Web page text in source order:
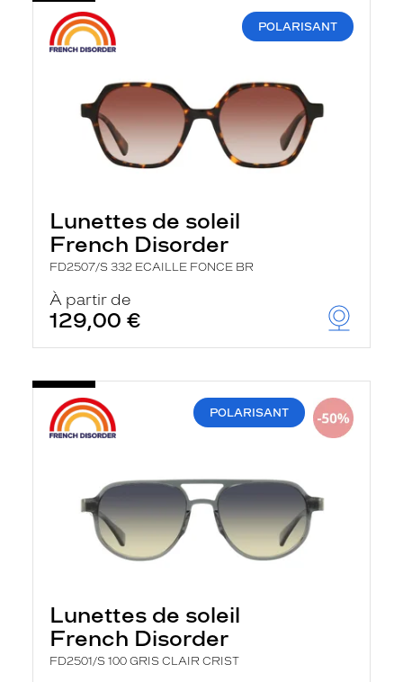
POLARISANT
Lunettes de soleil
French Disorder
FD2507/S 332 ECAILLE FONCE BR
À partir de
129,00 €
POLARISANT
Lunettes de soleil
French Disorder
FD2501/S 100 GRIS CLAIR CRIST